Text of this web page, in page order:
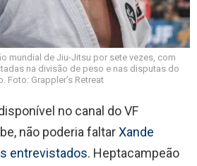
mundial de Jiu-Jitsu por sete vezes, com
na divisão de peso e nas disputas do
Foto: Grappler’s Retreat
no canal do VF
não poderia faltarXande
entrevistados. Heptacampeão